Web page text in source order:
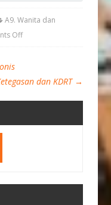
A9. Wanita dan
Off
dan KDRT →